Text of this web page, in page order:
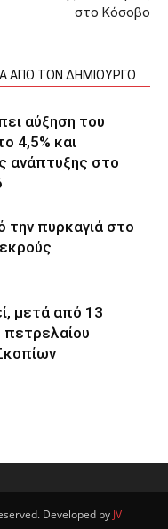
στο Κόσοβο
ΑΠΟ ΤΟΝ ΔΗΜΙΟΥΡΓΟ
αύξηση του
4,5% και
ανάπτυξης στο
την πυρκαγιά στο
μετά από 13
πετρελαίου
Developed by JV